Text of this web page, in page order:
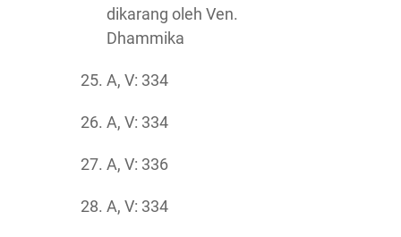
dikarang oleh Ven.
Dhammika
A, V: 334
A, V: 334
A, V: 336
A, V: 334